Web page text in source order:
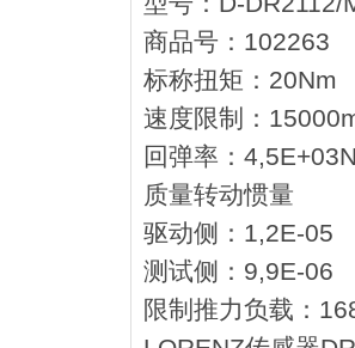
商品号：102263
标称扭矩：20Nm
速度限制：
回弹率：
质量转动惯量
驱动侧：1,2E-05
测试侧：9,9E-06
限制推力负载：